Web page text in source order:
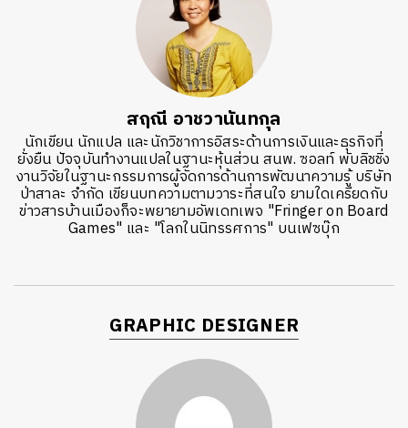
สฤณี อาชวานันทกุล
นักเขียน นักแปล และนักวิชาการอิสระด้านการเงินและธุรกิจที่
ยั่งยืน ปัจจุบันทำงานแปลในฐานะหุ้นส่วน สนพ. ซอลท์ พับลิชชิ่ง
งานวิจัยในฐานะกรรมการผู้จัดการด้านการพัฒนาความรู้ บริษัท
ป่าสาละ จำกัด เขียนบทความตามวาระที่สนใจ ยามใดเครียดกับ
ข่าวสารบ้านเมืองก็จะพยายามอัพเดทเพจ "Fringer on Board
Games" และ "โลกในนิทรรศการ" บนเฟซบุ๊ก
GRAPHIC DESIGNER